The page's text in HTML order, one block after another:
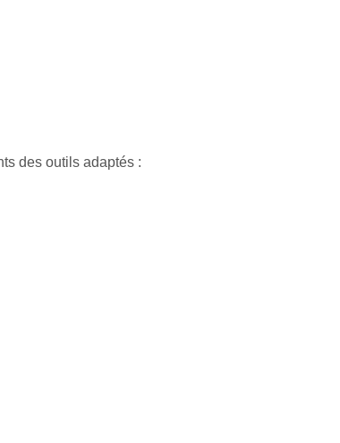
des outils adaptés :